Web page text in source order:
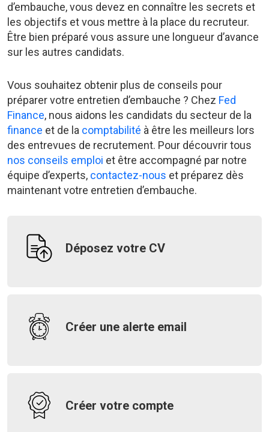
d’embauche, vous devez en connaître les secrets et
les objectifs et vous mettre à la place du recruteur.
Être bien préparé vous assure une longueur d’avance
sur les autres candidats.
Vous souhaitez obtenir plus de conseils pour
préparer votre entretien d’embauche ? Chez Fed
Finance, nous aidons les candidats du secteur de la
finance et de la comptabilité à être les meilleurs lors
des entrevues de recrutement. Pour découvrir tous
nos conseils emploi et être accompagné par notre
équipe d’experts, contactez-nous et préparez dès
maintenant votre entretien d’embauche.
Déposez votre CV
Créer une alerte email
Créer votre compte